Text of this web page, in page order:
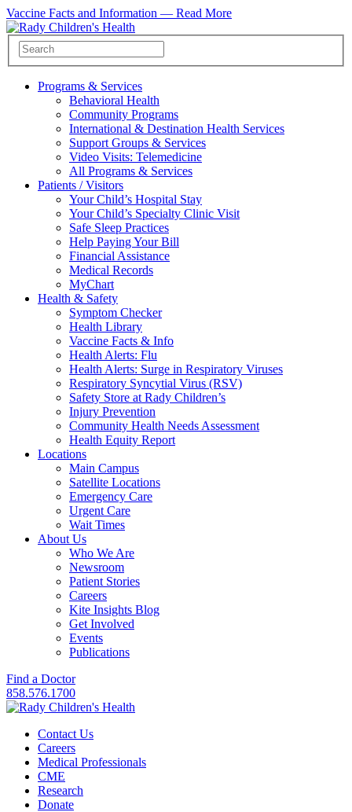
Vaccine Facts and Information — Read More
Programs & Services
Behavioral Health
Community Programs
International & Destination Health Services
Support Groups & Services
Video Visits: Telemedicine
All Programs & Services
Patients / Visitors
Your Child’s Hospital Stay
Your Child’s Specialty Clinic Visit
Safe Sleep Practices
Help Paying Your Bill
Financial Assistance
Medical Records
MyChart
Health & Safety
Symptom Checker
Health Library
Vaccine Facts & Info
Health Alerts: Flu
Health Alerts: Surge in Respiratory Viruses
Respiratory Syncytial Virus (RSV)
Safety Store at Rady Children’s
Injury Prevention
Community Health Needs Assessment
Health Equity Report
Locations
Main Campus
Satellite Locations
Emergency Care
Urgent Care
Wait Times
About Us
Who We Are
Newsroom
Patient Stories
Careers
Kite Insights Blog
Get Involved
Events
Publications
Find a Doctor
858.576.1700
Contact Us
Careers
Medical Professionals
CME
Research
Donate